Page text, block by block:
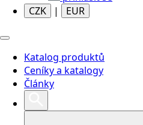
CZK
| EUR
Katalog produktů
Ceníky a katalogy
Články
Search